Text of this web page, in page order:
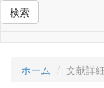
検索
ホーム 文献詳細